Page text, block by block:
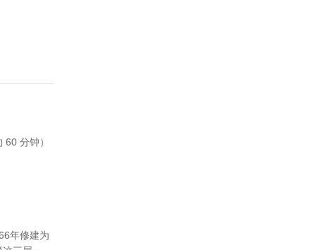
分钟）
年修建为